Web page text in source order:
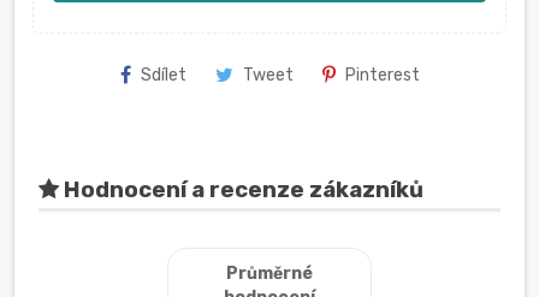
Sdílet Tweet Pinterest
Hodnocení a recenze zákazníků
Průměrné